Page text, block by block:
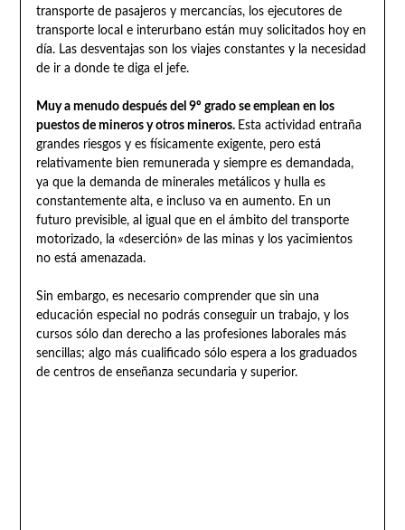
transporte de pasajeros y mercancías, los ejecutores de
transporte local e interurbano están muy solicitados hoy en
día. Las desventajas son los viajes constantes y la necesidad
de ir a donde te diga el jefe.
Muy a menudo después del 9º grado se emplean en los
puestos de mineros y otros mineros. Esta actividad entraña
grandes riesgos y es físicamente exigente, pero está
relativamente bien remunerada y siempre es demandada,
ya que la demanda de minerales metálicos y hulla es
constantemente alta, e incluso va en aumento. En un
futuro previsible, al igual que en el ámbito del transporte
motorizado, la «deserción» de las minas y los yacimientos
no está amenazada.
Sin embargo, es necesario comprender que sin una
educación especial no podrás conseguir un trabajo, y los
cursos sólo dan derecho a las profesiones laborales más
sencillas; algo más cualificado sólo espera a los graduados
de centros de enseñanza secundaria y superior.